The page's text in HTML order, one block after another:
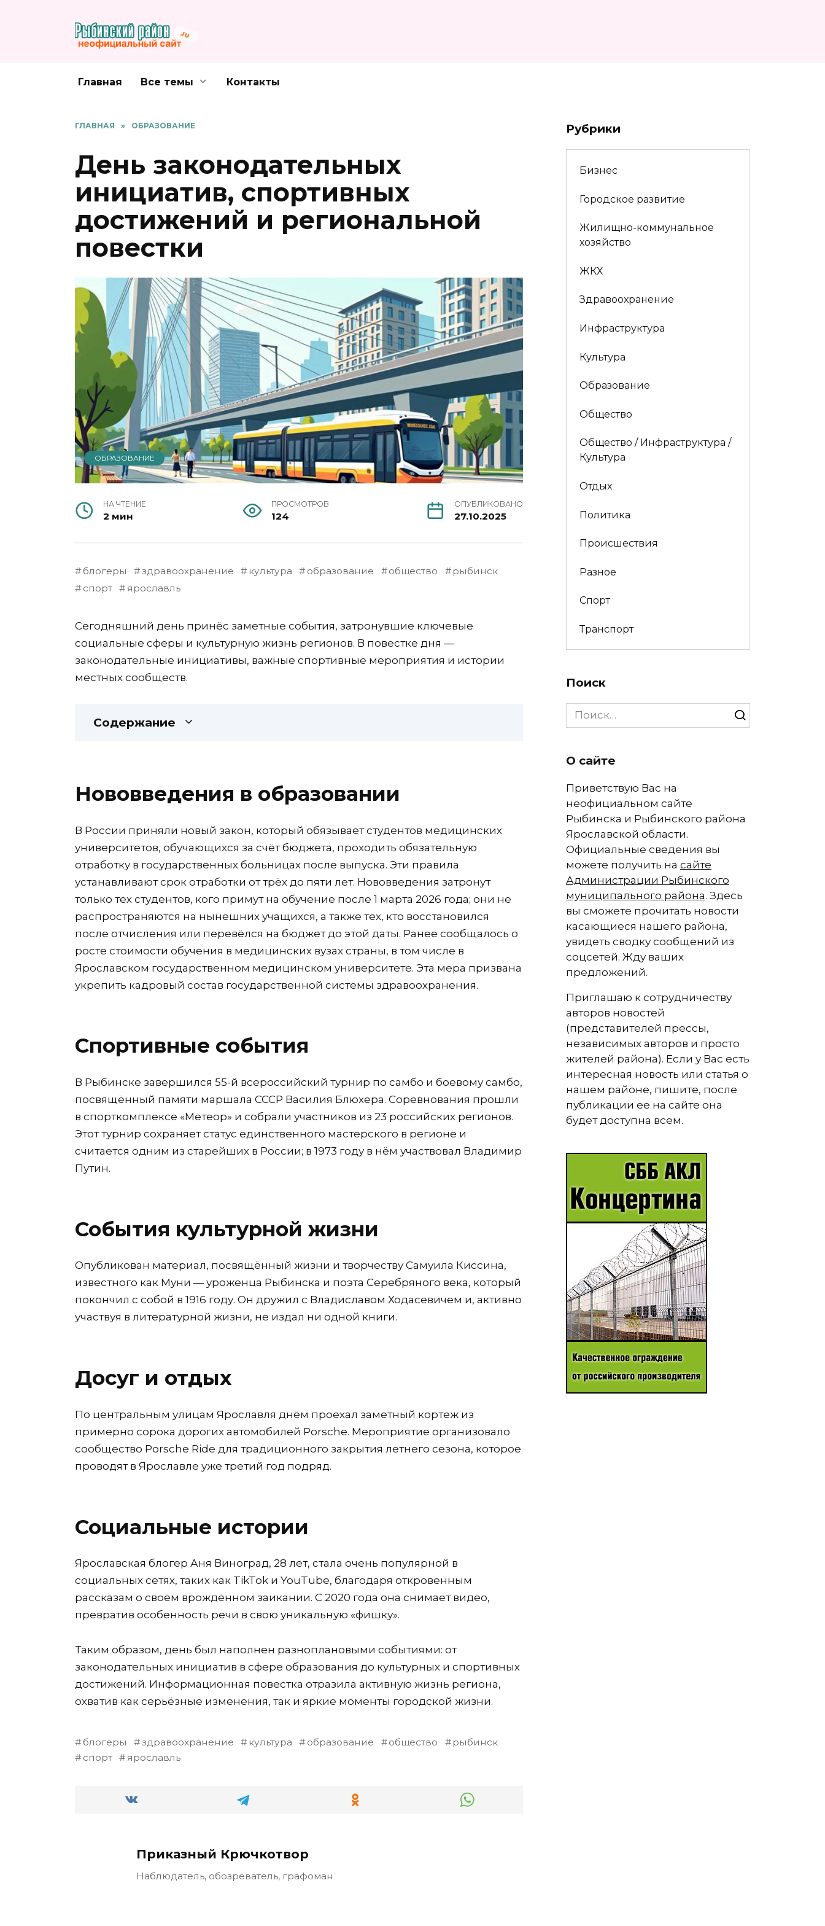
Главная Все темы Контакты
ГЛАВНАЯ » ОБРАЗОВАНИЕ
День законодательных
инициатив, спортивных
достижений и региональной
повестки
ОБРАЗОВАНИЕ
НА ЧТЕНИЕ
2 мин
ПРОСМОТРОВ
124
ОПУБЛИКОВАНО
27.10.2025
блогеры здравоохранение культура образование общество
рыбинск
спорт
ярославль
Сегодняшний день принёс заметные события, затронувшие ключевые
социальные сферы и культурную жизнь регионов. В повестке дня —
законодательные инициативы, важные спортивные мероприятия и истории
местных сообществ.
Содержание
Нововведения в образовании
В России приняли новый закон, который обязывает студентов медицинских
университетов, обучающихся за счёт бюджета, проходить обязательную
отработку в государственных больницах после выпуска. Эти правила
устанавливают срок отработки от трёх до пяти лет. Нововведения затронут
только тех студентов, кого примут на обучение после 1 марта 2026 года; они не
распространяются на нынешних учащихся, а также тех, кто восстановился
после отчисления или перевёлся на бюджет до этой даты. Ранее сообщалось о
росте стоимости обучения в медицинских вузах страны, в том числе в
Ярославском государственном медицинском университете. Эта мера призвана
укрепить кадровый состав государственной системы здравоохранения.
Спортивные события
В Рыбинске завершился 55-й всероссийский турнир по самбо и боевому самбо,
посвящённый памяти маршала СССР Василия Блюхера. Соревнования прошли
в спорткомплексе «Метеор» и собрали участников из 23 российских регионов.
Этот турнир сохраняет статус единственного мастерского в регионе и
считается одним из старейших в России; в 1973 году в нём участвовал Владимир
Путин.
События культурной жизни
Опубликован материал, посвящённый жизни и творчеству Самуила Киссина,
известного как Муни — уроженца Рыбинска и поэта Серебряного века, который
покончил с собой в 1916 году. Он дружил с Владиславом Ходасевичем и, активно
участвуя в литературной жизни, не издал ни одной книги.
Досуг и отдых
По центральным улицам Ярославля днём проехал заметный кортеж из
примерно сорока дорогих автомобилей Porsche. Мероприятие организовало
сообщество Porsche Ride для традиционного закрытия летнего сезона, которое
проводят в Ярославле уже третий год подряд.
Социальные истории
Ярославская блогер Аня Виноград, 28 лет, стала очень популярной в
социальных сетях, таких как TikTok и YouTube, благодаря откровенным
рассказам о своём врождённом заикании. С 2020 года она снимает видео,
превратив особенность речи в свою уникальную «фишку».
Таким образом, день был наполнен разноплановыми событиями: от
законодательных инициатив в сфере образования до культурных и спортивных
достижений. Информационная повестка отразила активную жизнь региона,
охватив как серьёзные изменения, так и яркие моменты городской жизни.
блогеры здравоохранение культура образование общество
рыбинск
спорт
ярославль
Приказный Крючкотвор
Наблюдатель, обозреватель, графоман
Рубрики
Бизнес
Городское развитие
Жилищно-коммунальное
хозяйство
ЖКХ
Здравоохранение
Инфраструктура
Культура
Образование
Общество
Общество / Инфраструктура /
Культура
Отдых
Политика
Происшествия
Разное
Спорт
Транспорт
Поиск
Search
for:
О сайте
Приветствую Вас на
неофициальном сайте
Рыбинска и Рыбинского района
Ярославской области.
Официальные сведения вы
можете получить на сайте
Администрации Рыбинского
муниципального района. Здесь
вы сможете прочитать новости
касающиеся нашего района,
увидеть сводку сообщений из
соцсетей. Жду ваших
предложений.
Приглашаю к сотрудничеству
авторов новостей
(представителей прессы,
независимых авторов и просто
жителей района). Если у Вас есть
интересная новость или статья о
нашем районе, пишите, после
публикации ее на сайте она
будет доступна всем.